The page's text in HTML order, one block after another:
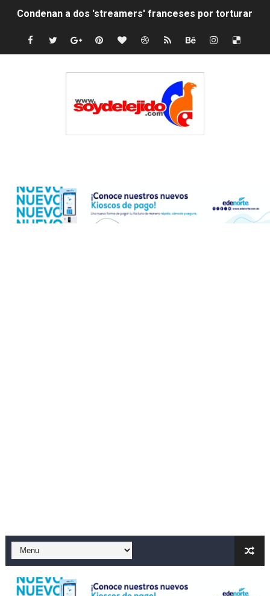
Condenan a dos 'streamers' franceses por torturar
Nuevo Código Penal: hasta 20 años de cárcel por
Tasa del dólar jueves 06 de agosto de 2026
Indomet pronostica temperaturas de hasta 35 °C para
Playas públicas y hoteles: ¿hasta dónde puede
El precio del brent cayó un 7,05 % a 83,77 dólares por
Un sismo de magnitud 3,4 se registra en una provincia